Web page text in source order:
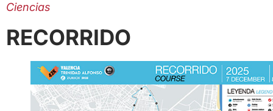
Ciencias
RECORRIDO